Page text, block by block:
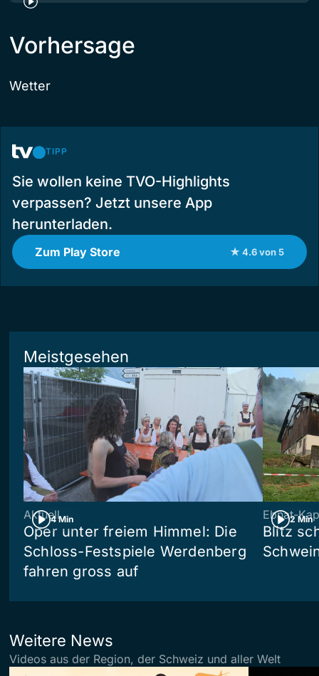
Vorhersage
Wetter
TIPP
Sie wollen keine TVO-Highlights
verpassen? Jetzt unsere App
herunterladen.
Zum Play Store ★ 4.6 von 5
Meistgesehen
4 Min
Aktuell
Oper unter freiem Himmel: Die
Schloss-Festspiele Werdenberg
fahren gross auf
2 Min
Ebnat-
Blitz
Weitere News
Videos aus der Region, der Schweiz und aller Welt